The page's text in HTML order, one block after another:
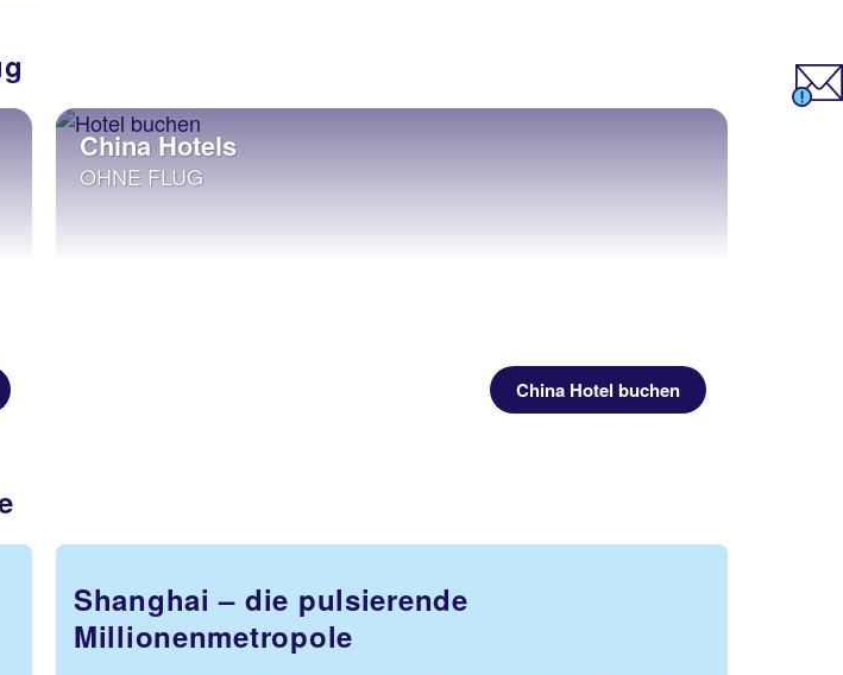
China Hotels
OHNE FLUG
China Hotel buchen
Shanghai – die pulsierende
Millionenmetropole